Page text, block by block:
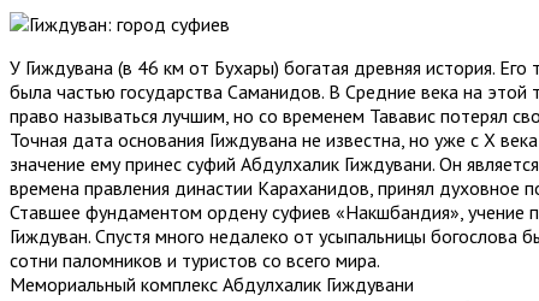
У Гиждувана (в 46 км от Бухары) богатая древняя история.
была частью государства Саманидов. В Средние века на этой
право называться лучшим, но со временем Тававис потерял
Точная дата основания Гиждувана не известна, но уже с X
значение ему принес суфий Абдулхалик Гиждувани. Он
времена правления династии Караханидов, принял
Ставшее фундаментом ордену суфиев «Накшбандия», учение
Гиждуван. Спустя много недалеко от усыпальницы
сотни паломников и туристов со всего мира.
Мемориальный комплекс Абдулхалик Гиждувани